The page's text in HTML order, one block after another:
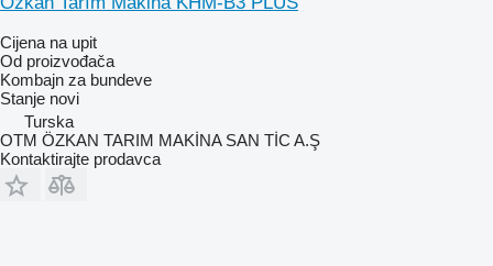
Cijena na upit
Od proizvođača
Kombajn za bundeve
Stanje novi
Turska
OTM ÖZKAN TARIM MAKİNA SAN TİC A.Ş
Kontaktirajte prodavca